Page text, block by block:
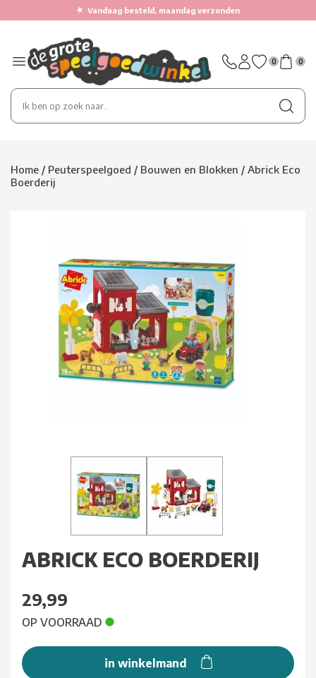
★ Vandaag besteld, maandag verzonden
0 0
Home / Peuterspeelgoed / Bouwen en Blokken / Abrick Eco
Boerderij
ABRICK ECO BOERDERIJ
29,99
OP VOORRAAD
in winkelmand